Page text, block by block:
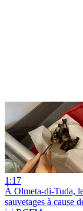
1:17
À Olmeta-di-Tuda,
sauvetages à cause